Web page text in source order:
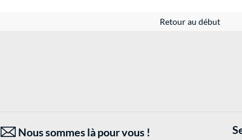
Retour au début
Nous sommes là pour vous !